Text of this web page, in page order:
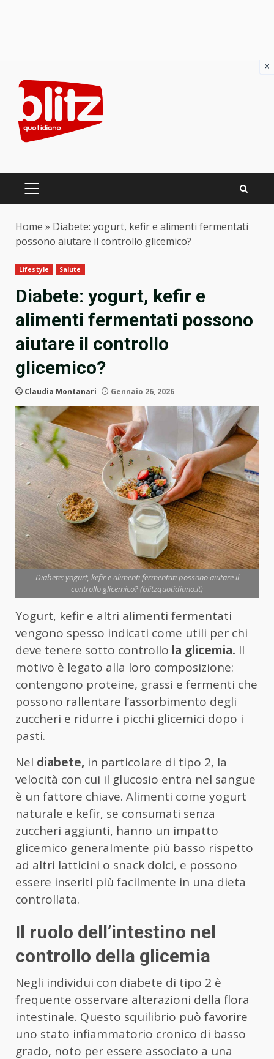
content
PRIMARY
Home » Diabete: yogurt, kefir e alimenti fermentati
possono aiutare il controllo glicemico?
Lifestyle Salute
Diabete: yogurt, kefir e
alimenti fermentati possono
aiutare il controllo
glicemico?
Claudia Montanari Gennaio 26, 2026
Diabete: yogurt, kefir e alimenti fermentati possono aiutare il
controllo glicemico? (blitzquotidiano.it)
Yogurt, kefir e altri alimenti fermentati
vengono spesso indicati come utili per chi
deve tenere sotto controllo la glicemia. Il
motivo è legato alla loro composizione:
contengono proteine, grassi e fermenti che
possono rallentare l’assorbimento degli
zuccheri e ridurre i picchi glicemici dopo i
pasti.
Nel diabete, in particolare di tipo 2, la
velocità con cui il glucosio entra nel sangue
è un fattore chiave. Alimenti come yogurt
naturale e kefir, se consumati senza
zuccheri aggiunti, hanno un impatto
glicemico generalmente più basso rispetto
ad altri latticini o snack dolci, e possono
essere inseriti più facilmente in una dieta
controllata.
Il ruolo dell’intestino nel
controllo della glicemia
Negli individui con diabete di tipo 2 è
frequente osservare alterazioni della flora
intestinale. Questo squilibrio può favorire
uno stato infiammatorio cronico di basso
grado, noto per essere associato a una
×